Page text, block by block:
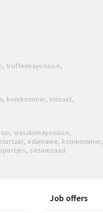
truffelmayonaise,
komkommer, tomaat,
wasabimayonaise,
edamame, komkommer,
sesamzaad
Job offers